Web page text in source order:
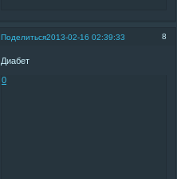
Поделиться 8
2013-02-16 02:39:33
Диабет
0